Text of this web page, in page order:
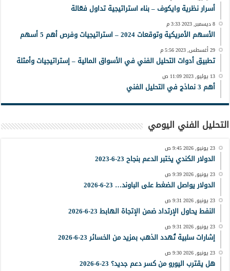
أسرار نظرية وايكوف – بناء استراتيجية تداول فعّالة
8 ديسمبر, 2023 3:33 م
الأسهم الأمريكية وتوقعات 2024 – استراتيجيات وفرص أهم 5 أسهم
29 أغسطس, 2023 5:56 م
تطبيق أدوات التحليل الفني في الأسواق المالية – إستراتيجيات وأمثلة
13 يوليو, 2023 11:09 ص
أهم 3 نماذج في التحليل الفني
التحليل الفني اليومي
23 يونيو, 2026 9:45 ص
الدولار الكندي يختبر الدعم بنجاح 23-6-2023
23 يونيو, 2026 9:39 ص
الدولار يواصل الضغط على الباوند… 23-6-2026
23 يونيو, 2026 9:31 ص
النفط يحاول الإرتداد ضمن الإتجاة الهابط 23-6-2026
23 يونيو, 2026 9:31 ص
إشارات سلبية تُهدد الذهب بمزيد من الخسائر 23-6-2026
23 يونيو, 2026 9:30 ص
هل يقترب اليورو من كسر دعم جديد؟ 23-6-2026